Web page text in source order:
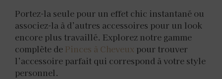
Portez-la seule pour un effet chic instantané ou
associez-la à d’autres accessoires pour un look
encore plus travaillé. Explorez notre gamme
complète de Pinces à Cheveux pour trouver
l’accessoire parfait qui correspond à votre style
personnel.